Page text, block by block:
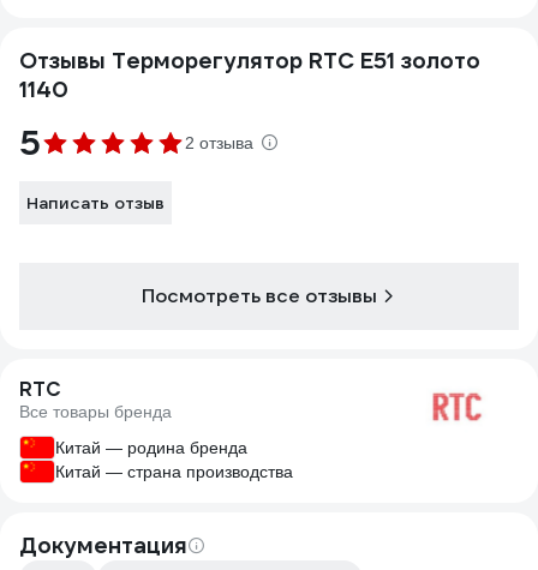
Отзывы Терморегулятор RTC E51 золото
1140
5 2 отзыва
Написать отзыв
Посмотреть все отзывы
RTC
Все товары бренда
Китай — родина бренда
Китай — страна производства
Документация